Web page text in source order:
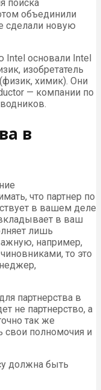
поиска
объединили
сделали новую
основали Intel
изобретатель
химик). Они
— компании по
в
что партнер по
в вашем деле
в ваш
лишь
например,
то это
партнерства в
не партнерство, а
так же
свои полномочия и
должна быть